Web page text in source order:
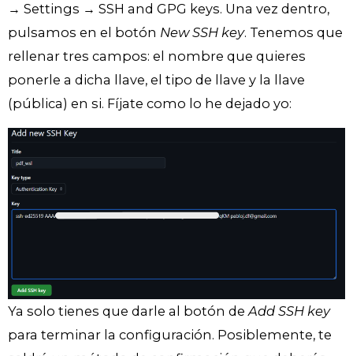
→ Settings → SSH and GPG keys. Una vez dentro,
pulsamos en el botón New SSH key. Tenemos que
rellenar tres campos: el nombre que quieres
ponerle a dicha llave, el tipo de llave y la llave
(pública) en si. Fíjate como lo he dejado yo:
Ya solo tienes que darle al botón deAdd SSH key
para terminar la configuración. Posiblemente, te